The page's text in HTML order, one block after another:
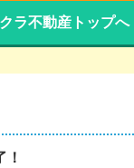
ラ不動産トップへ